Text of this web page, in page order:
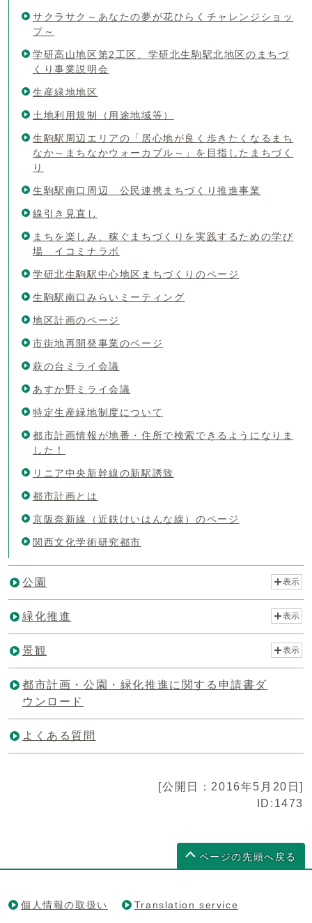
サクラサク～あなたの夢が花ひらくチャレンジショッ
プ～
学研高山地区第2工区、学研北生駒駅北地区のまちづ
くり事業説明会
生産緑地地区
土地利用規制（用途地域等）
生駒駅周辺エリアの「居心地が良く歩きたくなるまち
なか～まちなかウォーカブル～」を目指したまちづく
り
生駒駅南口周辺 公民連携まちづくり推進事業
線引き見直し
まちを楽しみ、稼ぐまちづくりを実践するための学び
場 イコミナラボ
学研北生駒駅中心地区まちづくりのページ
生駒駅南口みらいミーティング
地区計画のページ
市街地再開発事業のページ
萩の台ミライ会議
あすか野ミライ会議
特定生産緑地制度について
都市計画情報が地番・住所で検索できるようになりま
した！
リニア中央新幹線の新駅誘致
都市計画とは
京阪奈新線（近鉄けいはんな線）のページ
関西文化学術研究都市
公園 表示
緑化推進 表示
景観 表示
都市計画・公園・緑化推進に関する申請書ダ
ウンロード
よくある質問
[公開日：2016年5月20日]
ID:1473
ページの先頭へ戻る
個人情報の取扱い Translation service